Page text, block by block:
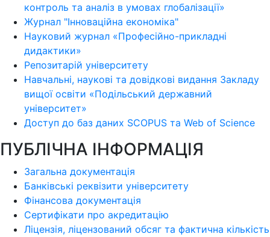
контроль та аналіз в умовах глобалізації»
Журнал "Інноваційна економіка"
Науковий журнал «Професійно-прикладні
дидактики»
Репозитарій університету
Навчальні, наукові та довідкові видання Закладу
вищої освіти «Подільський державний
університет»
Доступ до баз даних SCOPUS та Web of Science
ПУБЛІЧНА ІНФОРМАЦІЯ
Загальна документація
Банківські реквізити університету
Фінансова документація
Сертифікати про акредитацію
Ліцензія, ліцензований обсяг та фактична кількість